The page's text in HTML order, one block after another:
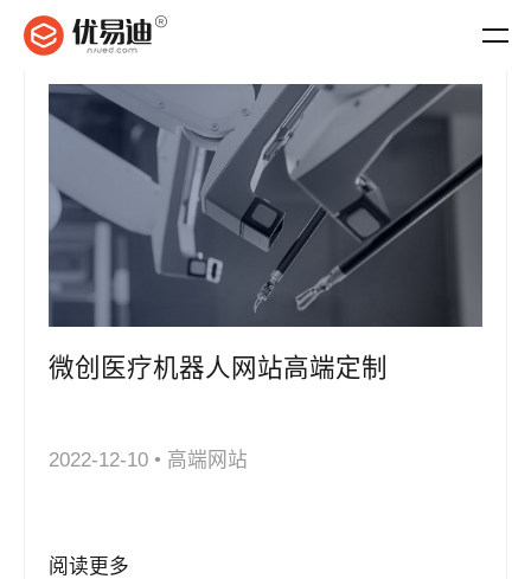
微创医疗机器人网站高端定制
2022-12-10 • 高端网站
阅读更多